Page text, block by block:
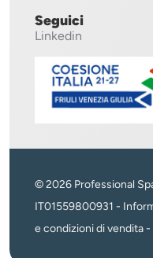
Seguici
Linkedin
© 2026 Professional
IT01559800931 -
e condizioni di vendita-